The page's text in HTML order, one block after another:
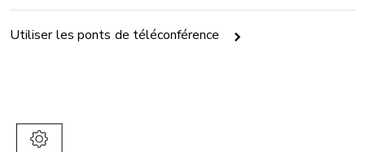
Utiliser les ponts de téléconférence